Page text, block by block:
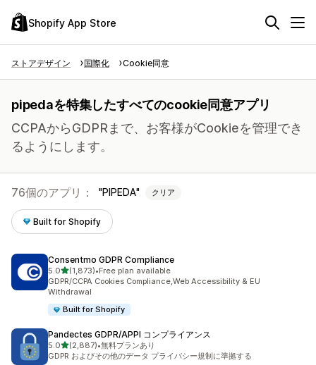
Shopify App Store
ストアデザイン 国際化 Cookie同意
pipedaを特集したすべてのcookie同意アプリ
CCPAからGDPRまで、お客様がCookieを管理でき
るようにします。
76個のアプリ： PIPEDA クリア
Built for Shopify
Consentmo GDPR Compliance
5.05つ星中
(1,873)
合計レビュー数：1873件
•Free plan available
GDPR/CCPA Cookies Compliance,Web Accessibility & EU
Withdrawal
Built for Shopify
Pandectes GDPR/APPI コンプライアンス
5.05つ星中
(2,887)
合計レビュー数：2887件
•無料プランあり
GDPR およびその他のデータ プライバシー規制に準拠する